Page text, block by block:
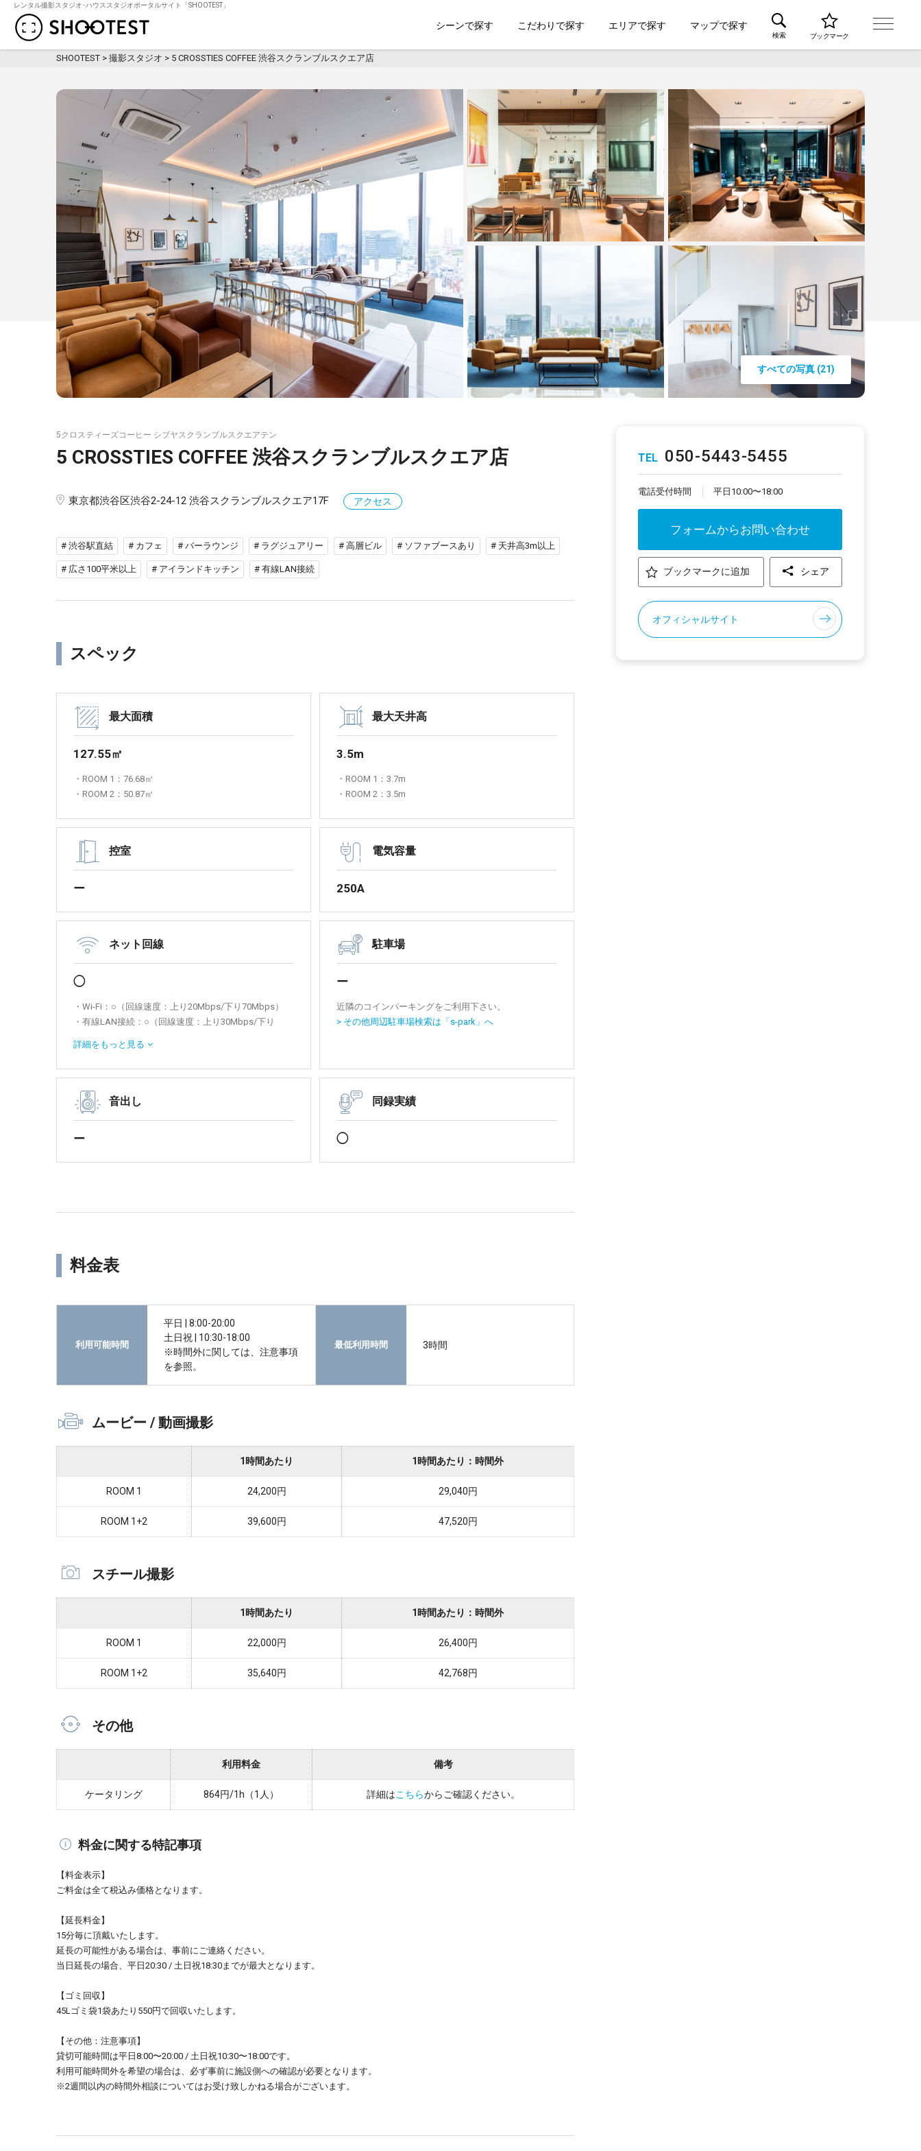
レンタル撮影スタジオ･ハウススタジオポータルサイト「SHOOTEST」
シーンで探す こだわりで探す エリアで探す マップで探す
検索 ブックマーク
SHOOTEST > 撮影スタジオ > 5 CROSSTIES COFFEE 渋谷スクランブルスクエア店
すべての写真 (21)
5クロスティーズコーヒー シブヤスクランブルスクエアテン
5 CROSSTIES COFFEE 渋谷スクランブルスクエア店
東京都渋谷区渋谷2-24-12 渋谷スクランブルスクエア17F アクセス
# 渋谷駅直結 # カフェ # バーラウンジ # ラグジュアリー # 高層ビル # ソファブースあり # 天井高3m以上
# 広さ100平米以上 # アイランドキッチン # 有線LAN接続
スペック
最大面積
127.55㎡
・ROOM 1：76.68㎡
・ROOM 2：50.87㎡
最大天井高
3.5m
・ROOM 1：3.7m
・ROOM 2：3.5m
控室
ー
電気容量
250A
ネット回線
◯
・Wi-Fi：○（回線速度：上り20Mbps/下り70Mbps）
・有線LAN接続：○（回線速度：上り30Mbps/下り
※機種：WiMAXルーター (品番：Speed Wi-Fi HOME 5G
L13)
詳細を もっと見る
駐車場
ー
近隣のコインパーキングをご利用下さい。
> その他周辺駐車場検索は「s-park」へ
音出し
ー
同録実績
◯
料金表
利用可能時間
平日 | 8:00-20:00
土日祝 | 10:30-18:00
※時間外に関しては、注意事項
を参照。
最低利用時間 3時間
ムービー / 動画撮影
1時間あたり 1時間あたり：時間外
ROOM 1 24,200円 29,040円
ROOM 1+2 39,600円 47,520円
スチール撮影
1時間あたり 1時間あたり：時間外
ROOM 1 22,000円 26,400円
ROOM 1+2 35,640円 42,768円
その他
利用料金 備考
ケータリング 864円/1h（1人） 詳細はこちらからご確認ください。
料金に関する特記事項
【料金表示】
ご料金は全て税込み価格となります。
【延長料金】
15分毎に頂戴いたします。
延長の可能性がある場合は、事前にご連絡ください。
当日延長の場合、平日20:30 / 土日祝18:30までが最大となります。
【ゴミ回収】
45Lゴミ袋1袋あたり550円で回収いたします。
【その他：注意事項】
貸切可能時間は平日8:00〜20:00 / 土日祝10:30〜18:00です。
利用可能時間外を希望の場合は、必ず事前に施設側への確認が必要となります。
※2週間以内の時間外相談についてはお受け致しかねる場合がございます。
TEL 050-5443-5455
電話受付時間 平日10:00〜18:00
フォームからお問い合わせ
ブックマークに追加 シェア
オフィシャルサイト